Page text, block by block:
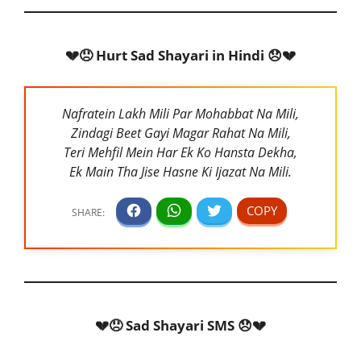
💔😞 Hurt Sad Shayari in Hindi 😞💔
Nafratein Lakh Mili Par Mohabbat Na Mili,
Zindagi Beet Gayi Magar Rahat Na Mili,
Teri Mehfil Mein Har Ek Ko Hansta Dekha,
Ek Main Tha Jise Hasne Ki Ijazat Na Mili.
💔😞 Sad Shayari SMS 😞💔